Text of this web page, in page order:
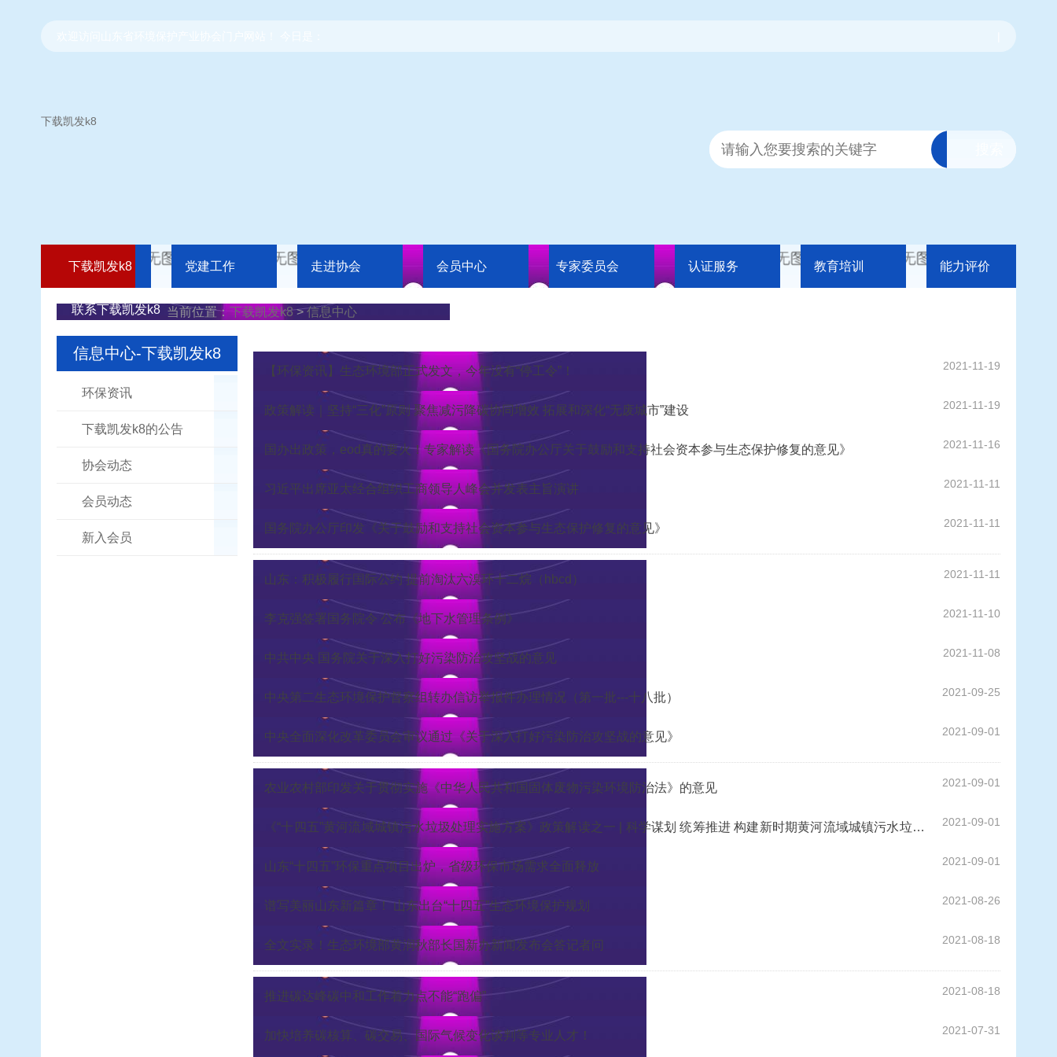
下载凯发k8
下载凯发k8 党建工作 走进协会 会员中心 专家委员会 认证服务 教育培训 能力评价
联系下载凯发k8 当前位置： 下载凯发k8>信息中心
信息中心-下载凯发k8
环保资讯
下载凯发k8的公告
协会动态
会员动态
新入会员
【环保资讯】生态环境部正式发文，今年没有“停工令”！ 2021-11-19
政策解读｜坚持“三化”原则 聚焦减污降碳协同增效 拓展和深化“无废城市”建设 2021-11-19
国办出政策，eod真的要火！专家解读《国务院办公厅关于鼓励和支持社会资本参与生态保护修复的意见》 2021-11-16
习近平出席亚太经合组织工商领导人峰会并发表主旨演讲 2021-11-11
国务院办公厅印发《关于鼓励和支持社会资本参与生态保护修复的意见》 2021-11-11
山东：积极履行国际公约 提前淘汰六溴环十二烷（hbcd） 2021-11-11
李克强签署国务院令 公布《地下水管理条例》 2021-11-10
中共中央 国务院关于深入打好污染防治攻坚战的意见 2021-11-08
中央第二生态环境保护督察组转办信访举报件办理情况（第一批---十八批） 2021-09-25
中央全面深化改革委员会审议通过《关于深入打好污染防治攻坚战的意见》 2021-09-01
农业农村部印发关于贯彻实施《中华人民共和国固体废物污染环境防治法》的意见 2021-09-01
《“十四五”黄河流域城镇污水垃圾处理实施方案》政策解读之一 | 科学谋划 统筹推进 构建新时期黄河流域城镇污水垃圾处
2021-09-01
山东“十四五”环保重点项目出炉，省级环保市场需求全面释放 2021-09-01
谱写美丽山东新篇章！ 山东出台“十四五”生态环境保护规划 2021-08-26
全文实录！生态环境部黄润秋部长国新办新闻发布会答记者问 2021-08-18
推进碳达峰碳中和工作着力点不能“跑偏” 2021-08-18
加快培养碳核算、碳交易、国际气候变化谈判等专业人才！ 2021-07-31